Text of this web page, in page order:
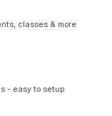
classes & more
- easy to setup